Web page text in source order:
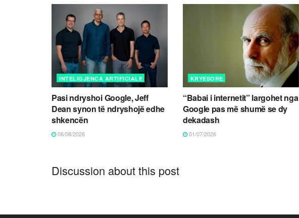
INTELIGJENCA ARTIFICIALE
Pasi ndryshoi Google, Jeff
Dean synon të ndryshojë edhe
shkencën
06/08/2026
KRYESORE
“Babai i internetit” largohet nga
Google pas më shumë se dy
dekadash
01/07/2026
Discussion about this post